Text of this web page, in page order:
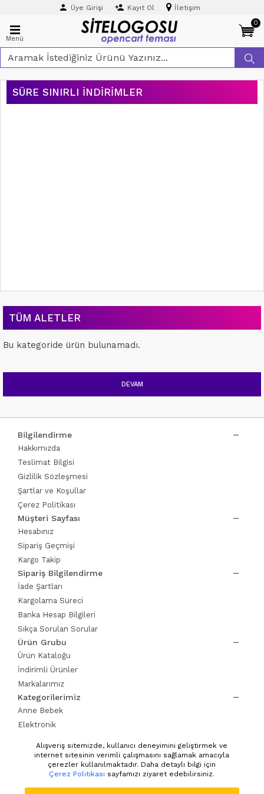
Üye Girişi Kayıt Ol İletişim
Menü
0
SÜRE SINIRLI İNDIRIMLER
TÜM ALETLER
Bu kategoride ürün bulunamadı.
DEVAM
Bilgilendirme
Hakkımızda
Teslimat Bilgisi
Gizlilik Sözleşmesi
Şartlar ve Koşullar
Çerez Politikası
Müşteri Sayfası
Hesabınız
Sipariş Geçmişi
Kargo Takip
Sipariş Bilgilendirme
İade Şartları
Kargolama Süreci
Banka Hesap Bilgileri
Sıkça Sorulan Sorular
Ürün Grubu
Ürün Kataloğu
İndirimli Ürünler
Markalarımız
Kategorilerimiz
Anne Bebek
Elektronik
Giyim Kozmetik
Pet Shop
Alışveriş sitemizde, kullanıcı deneyimini geliştirmek ve
internet sitesinin verimli çalışmasını sağlamak amacıyla
çerezler kullanılmaktadır. Daha detaylı bilgi için
Çerez Politikası sayfamızı ziyaret edebilirsiniz.